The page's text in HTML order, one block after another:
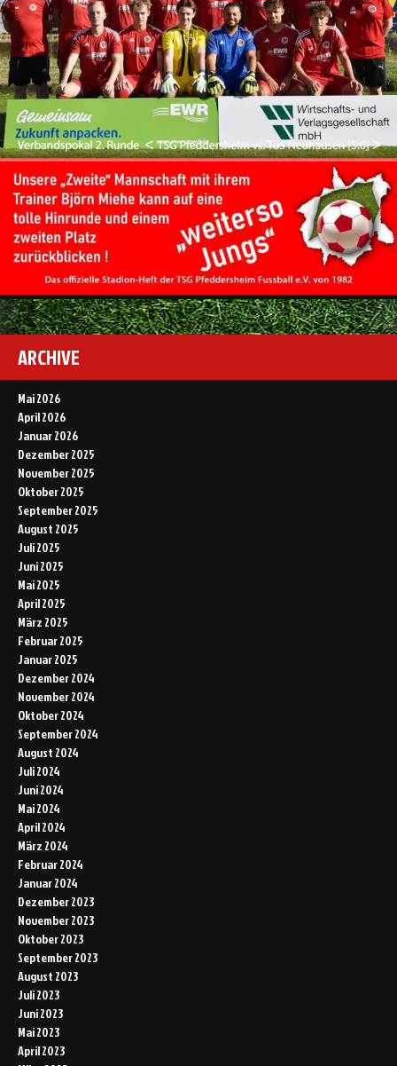
ARCHIVE
Mai 2026
April 2026
Januar 2026
Dezember 2025
November 2025
Oktober 2025
September 2025
August 2025
Juli 2025
Juni 2025
Mai 2025
April 2025
März 2025
Februar 2025
Januar 2025
Dezember 2024
November 2024
Oktober 2024
September 2024
August 2024
Juli 2024
Juni 2024
Mai 2024
April 2024
März 2024
Februar 2024
Januar 2024
Dezember 2023
November 2023
Oktober 2023
September 2023
August 2023
Juli 2023
Juni 2023
Mai 2023
April 2023